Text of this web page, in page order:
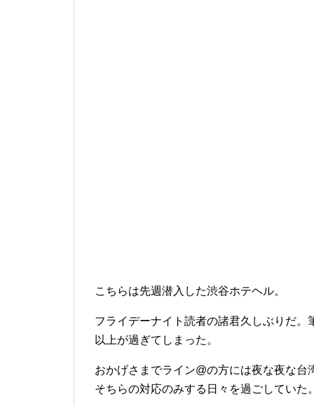
こちらは先週潜入した渋谷ホテヘル。
フライデーナイト読者の諸君久しぶりだ
以上が過ぎてしまった。
おかげさまでライン@の方には夜な夜な
そちらの対応のみする日々を過ごしていた